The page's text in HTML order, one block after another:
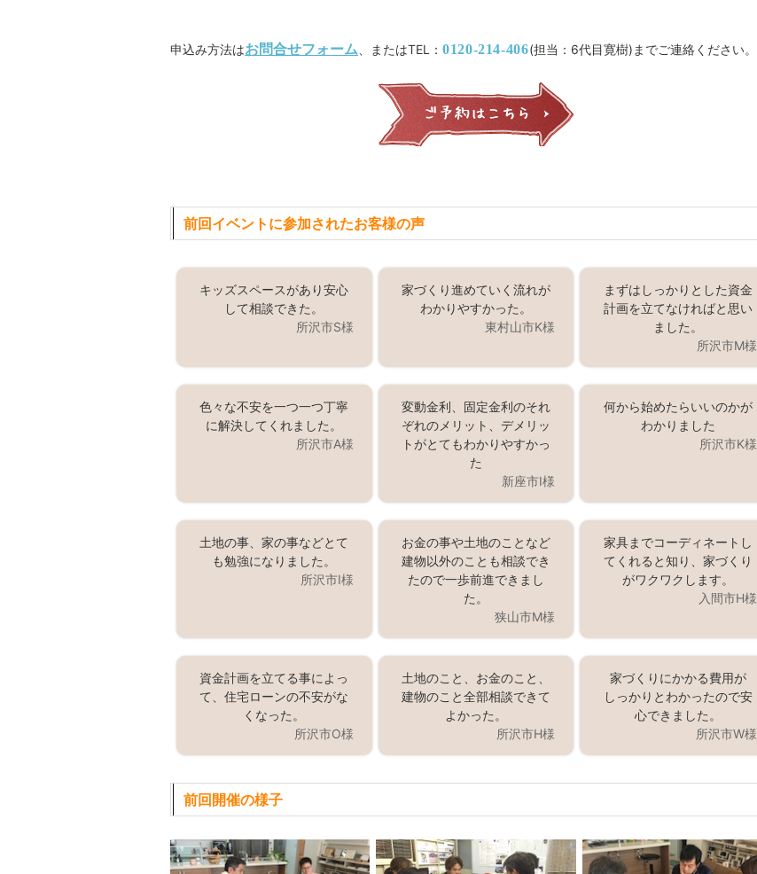
申込み方法はお問合せフォーム 、またはTEL： 0120-214-406(担当：6代目寛樹)までご連絡ください。
前回イベントに参加されたお客様の声
キッズスペースがあり安心
して相談できた。
所沢市S様
家づくり進めていく流れが
わかりやすかった。
東村山市K様
まずはしっかりとした資金
計画を立てなければと思い
ました。
所沢市M様
色々な不安を一つ一つ丁寧
に解決してくれました。
所沢市A様
変動金利、固定金利のそれ
ぞれのメリット、デメリッ
トがとてもわかりやすかっ
た
新座市I様
何から始めたらいいのかが
わかりました
所沢市K様
土地の事、家の事などとて
も勉強になりました。
所沢市I様
お金の事や土地のことなど
建物以外のことも相談でき
たので一歩前進できまし
た。
狭山市M様
家具までコーディネートし
てくれると知り、家づくり
がワクワクします。
入間市H様
資金計画を立てる事によっ
て、住宅ローンの不安がな
くなった。
所沢市O様
土地のこと、お金のこと、
建物のこと全部相談できて
よかった。
所沢市H様
家づくりにかかる費用が
しっかりとわかったので安
心できました。
所沢市W様
前回開催の様子